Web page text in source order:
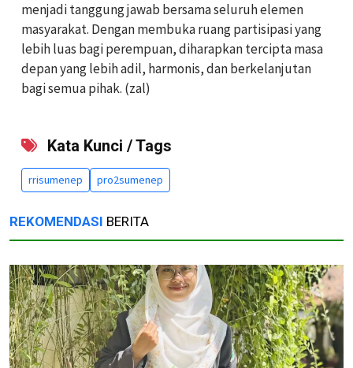
menjadi tanggung jawab bersama seluruh elemen
masyarakat. Dengan membuka ruang partisipasi yang
lebih luas bagi perempuan, diharapkan tercipta masa
depan yang lebih adil, harmonis, dan berkelanjutan
bagi semua pihak. (zal)
Kata Kunci / Tags
rrisumenep pro2sumenep
REKOMENDASI BERITA